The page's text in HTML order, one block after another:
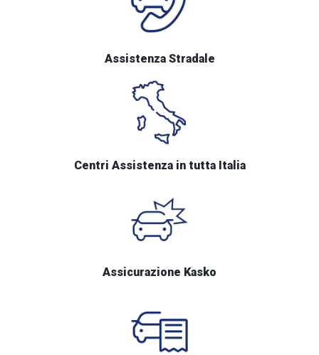
Assistenza Stradale
Centri Assistenza in tutta Italia
Assicurazione Kasko